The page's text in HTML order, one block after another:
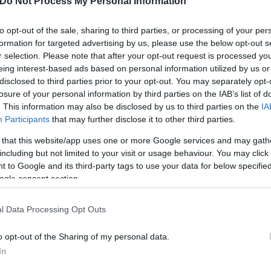
opt-out of the sale, sharing to third parties, or processing of your
for targeted advertising by us, please use the below opt-out
selection. Please note that after your opt-out request is processed
interest-based ads based on personal information utilized by us
to third parties prior to your opt-out. You may separately
of your personal information by third parties on the IAB’s list of
This information may also be disclosed by us to third parties on the
Participants that may further disclose it to other third parties.
that this website/app uses one or more Google services and may
but not limited to your visit or usage behaviour. You may
to Google and its third-party tags to use your data for below
consent section.
Data Processing Opt Outs
opt-out of the Sharing of my personal data.
Οι ριπές ανέμων ξεπερνούσαν τα 110 χλμ
έχουμε μπει σε μια άλλη εποχή» πρόσθεσε ο
και είπε στη συνέχεια: «είναι λάθος όποιος
δύσκολα είναι μπροστά μας. Πρώτος στόχος η
και των περιουσιών των πολιτών».
του ΔΕΔΔΗΕ εργάζονται εντατικά
οι περιοχές Αλεποχώρι, Ψάθα και
προσωπικό για να ανταποκριθούν στην